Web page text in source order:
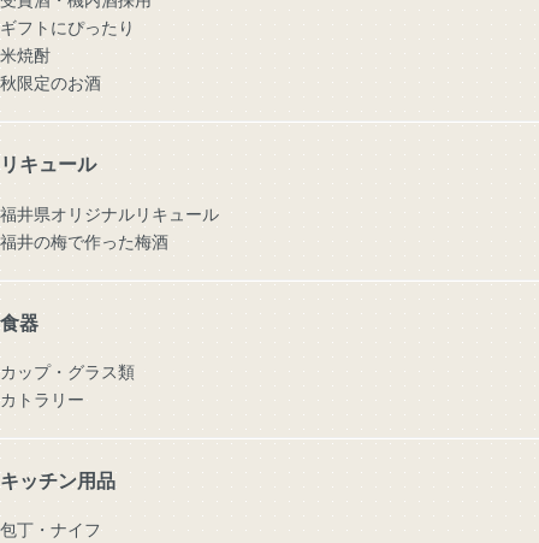
ギフトにぴったり
米焼酎
秋限定のお酒
リキュール
福井県オリジナルリキュール
福井の梅で作った梅酒
食器
カップ・グラス類
カトラリー
キッチン用品
包丁・ナイフ